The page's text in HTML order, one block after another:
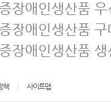
장애인생산품
장애인생산품
장애인생산품
책 사이트맵